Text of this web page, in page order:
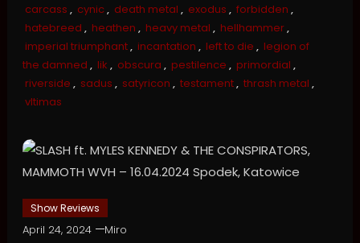
carcass , cynic, death metal , exodus , forbidden ,
hatebreed , heathen , heavy metal , hellhammer,
imperial triumphant, incantation , left to die , legion of
the damned , lik , obscura , pestilence , primordial ,
riverside , sadus , satyricon , testament, thrash metal ,
vltimas
Show Reviews
April 24, 2024 Miro